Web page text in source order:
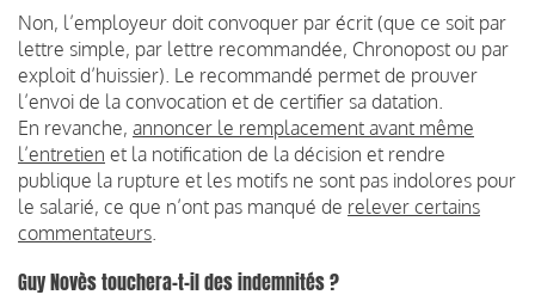
Non, l’employeur doit convoquer par écrit (que ce soit par
lettre simple, par lettre recommandée, Chronopost ou par
exploit d’huissier). Le recommandé permet de prouver
l’envoi de la convocation et de certifier sa datation.
En revanche, annoncer le remplacement avant même
l’entretien et la notification de la décision et rendre
publique la rupture et les motifs ne sont pas indolores pour
le salarié, ce que n’ont pas manqué de relever certains
commentateurs
Guy Novès touchera-t-il des indemnités ?